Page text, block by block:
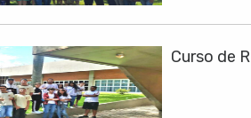
Curso de